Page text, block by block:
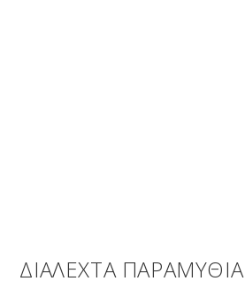
ΔΙΑΛΕΧΤΑ ΠΑΡΑΜΥΘΙΑ